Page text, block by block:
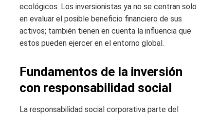
ecológicos. Los inversionistas ya no se centran solo
en evaluar el posible beneficio financiero de sus
activos; también tienen en cuenta la influencia que
estos pueden ejercer en el entorno global.
Fundamentos de la inversión
con responsabilidad social
La responsabilidad social corporativa parte del